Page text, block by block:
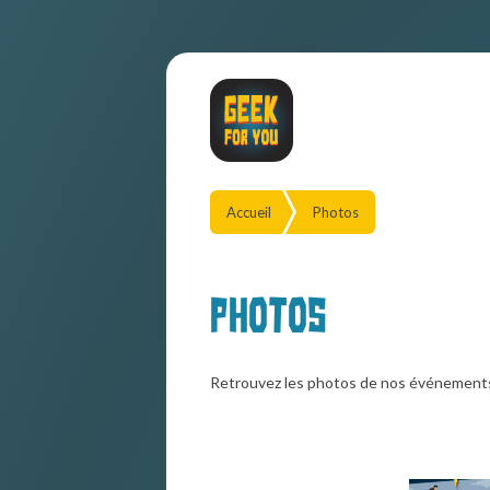
Accueil Photos
Photos
Retrouvez les photos de nos